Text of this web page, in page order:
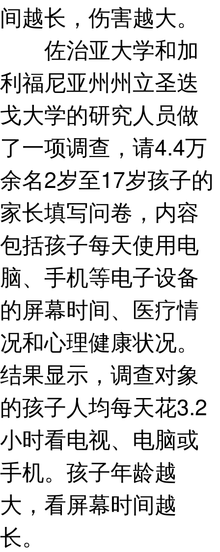
间越长，伤害越大。
佐治亚大学和加
利福尼亚州州立圣迭
戈大学的研究人员做
了一项调查，请4.4万
余名2岁至17岁孩子的
家长填写问卷，内容
包括孩子每天使用电
脑、手机等电子设备
的屏幕时间、医疗情
况和心理健康状况。
结果显示，调查对象
的孩子人均每天花3.2
小时看电视、电脑或
手机。孩子年龄越
大，看屏幕时间越
长。